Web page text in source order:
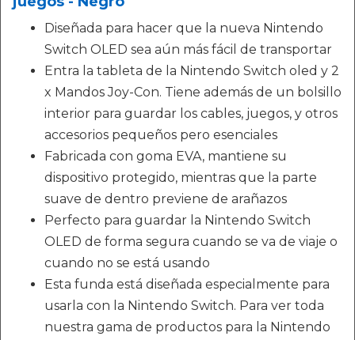
Diseñada para hacer que la nueva Nintendo
Switch OLED sea aún más fácil de transportar
Entra la tableta de la Nintendo Switch oled y 2
x Mandos Joy-Con. Tiene además de un bolsillo
interior para guardar los cables, juegos, y otros
accesorios pequeños pero esenciales
Fabricada con goma EVA, mantiene su
dispositivo protegido, mientras que la parte
suave de dentro previene de arañazos
Perfecto para guardar la Nintendo Switch
OLED de forma segura cuando se va de viaje o
cuando no se está usando
Esta funda está diseñada especialmente para
usarla con la Nintendo Switch. Para ver toda
nuestra gama de productos para la Nintendo